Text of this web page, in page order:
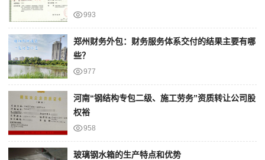
993
郑州财务外包：财务服务体系交付的结果主要有哪
些？
977
河南“钢结构专包二级、施工劳务”资质转让公司股
权裕
958
玻璃钢水箱的生产特点和优势